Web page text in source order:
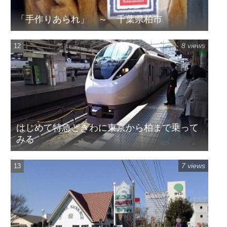
「手作りあられ」 ～ 千葉県柏市
はじめて特急ときわに東京から柏まで乗って
みる
8 views
7 views